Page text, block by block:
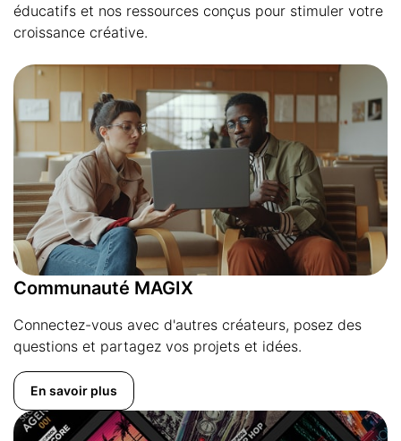
éducatifs et nos ressources conçus pour stimuler votre
croissance créative.
Communauté MAGIX
Connectez-vous avec d'autres créateurs, posez des
questions et partagez vos projets et idées.
En savoir plus